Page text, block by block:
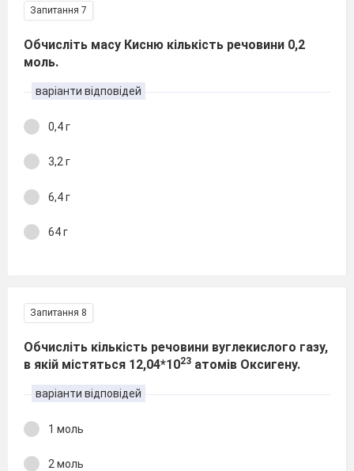
Запитання 7
Обчисліть масу Кисню кількість речовини 0,2
моль.
варіанти відповідей
0,4 г
3,2 г
6,4 г
64 г
Запитання 8
Обчисліть кількість речовини вуглекислого газу,
в якій містяться 12,04*1023 атомів Оксигену.
варіанти відповідей
1 моль
2 моль